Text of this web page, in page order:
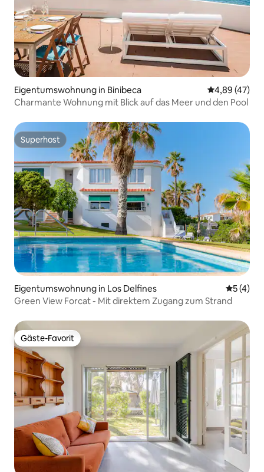
Eigentumswohnung in Binibeca
4,89 (47)
Charmante Wohnung mit Blick auf das Meer und den Pool
Superhost
Superhost
Eigentumswohnung in Los Delfines
5 (4)
Green View Forcat - Mit direktem Zugang zum Strand
Gäste-Favorit
Gäste-Favorit